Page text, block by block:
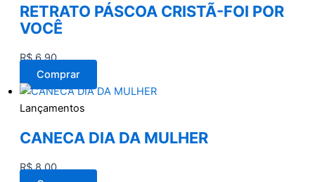
RETRATO PÁSCOA CRISTÃ-FOI POR
VOCÊ
R$6,90
Comprar
Lançamentos
CANECA DIA DA MULHER
R$8,00